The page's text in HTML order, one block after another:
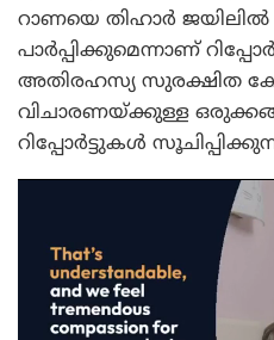
റാണയെ തിഹാർ
പാർപ്പിക്കുമെന്നാണ്
അതിരഹസ്യ സുരക്ഷിത
വിചാരണയ്ക്കുള്ള
റിപ്പോർട്ടുകൾ